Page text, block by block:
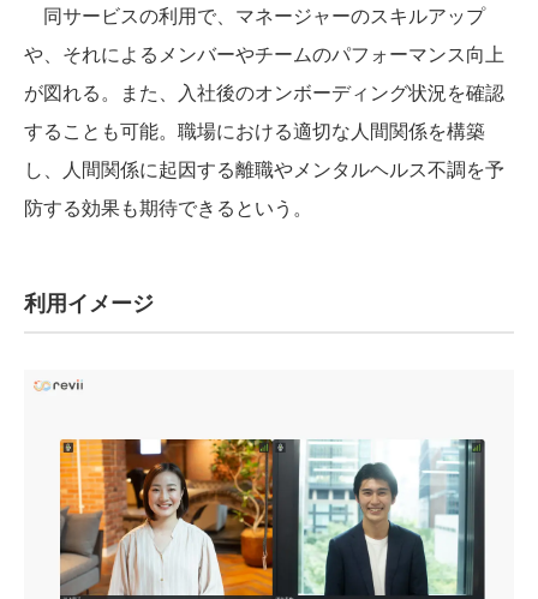
同サービスの利用で、マネージャーのスキルアップ
や、それによるメンバーやチームのパフォーマンス向上
が図れる。また、入社後のオンボーディング状況を確認
することも可能。職場における適切な人間関係を構築
し、人間関係に起因する離職やメンタルヘルス不調を予
防する効果も期待できるという。
利用イメージ